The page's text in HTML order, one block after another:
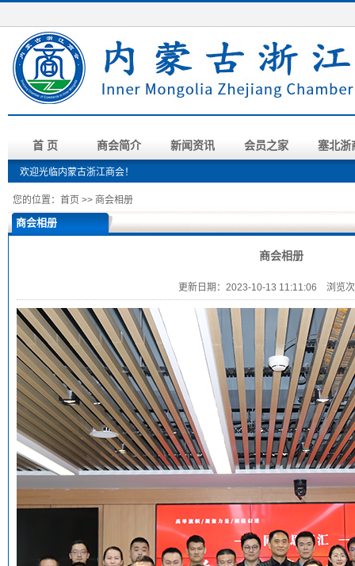
首 页 商会简介 新闻资讯 会员之家 塞北浙
欢迎光临内蒙古浙江商会！
您的位置： 首页 >> 商会相册
商会相册
商会相册
更新日期：2023-10-13 11:11:06 浏览